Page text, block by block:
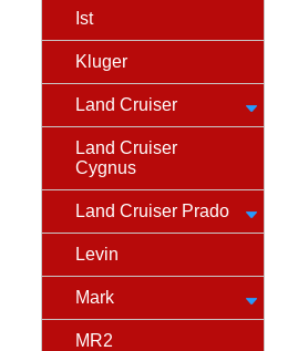
Ist
Kluger
Land Cruiser
Land Cruiser
Cygnus
Land Cruiser Prado
Levin
Mark
MR2